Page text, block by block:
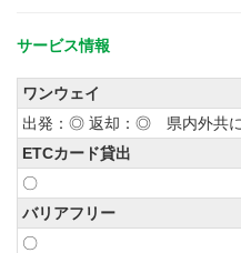
サービス情報
ワンウェイ
出発：◎ 返却：◎ 県内外共
ETCカード貸出
〇
バリアフリー
〇